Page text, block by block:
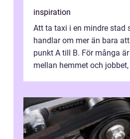
inspiration
Att ta taxi i en mindre stad
handlar om mer än bara
punkt A till B. För många
mellan hemmet och